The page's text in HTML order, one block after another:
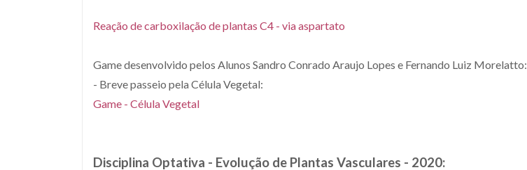
Reação de carboxilação de plantas C4 - via aspartato
Game desenvolvido pelos Alunos Sandro Conrado Araujo Lopes e Fernando Luiz Morelatto:
- Breve passeio pela Célula Vegetal:
Game - Célula Vegetal
Disciplina Optativa - Evolução de Plantas Vasculares - 2020: